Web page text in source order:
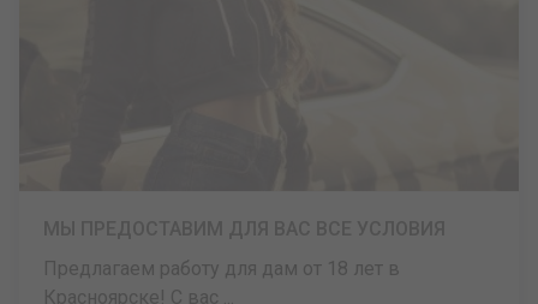
Предлагаем работу для дам от 18 лет в
Красноярске! С вас ...